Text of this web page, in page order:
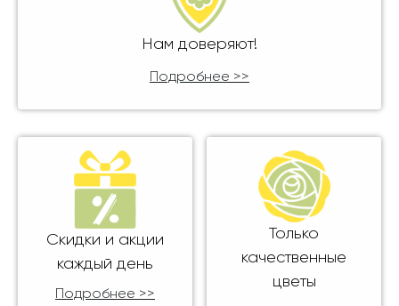
Нам доверяют!
Подробнее >>
Скидки и акции
каждый день
Подробнее >>
Только
качественные
цветы